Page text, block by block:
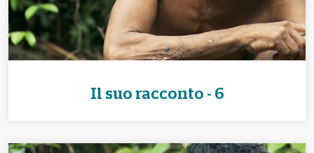
Il suo racconto - 6